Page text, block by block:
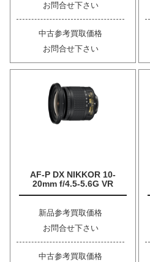
お問合せ下さい
中古参考買取価格
お問合せ下さい
AF-P DX NIKKOR 10-
20mm f/4.5-5.6G VR
新品参考買取価格
お問合せ下さい
中古参考買取価格